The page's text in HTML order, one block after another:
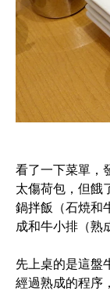
看了一下菜單，
太傷荷包，但餓
鍋拌飯（石焼和
成和牛小排（熟
先上桌的是這盤
經過熟成的程序